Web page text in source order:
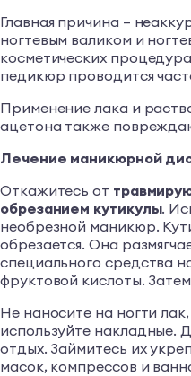
Главная причина –
ногтевым валиком и
косметических
педикюр проводится
Применение лака и
ацетона также
Лечение маникюрной
Откажитесь от
обрезанием кутикулы.
необрезной маникюр.
обрезается. Она
специального средства
фруктовой кислоты.
Не наносите на ногти
используйте накладные.
отдых. Займитесь их
масок, компрессов и